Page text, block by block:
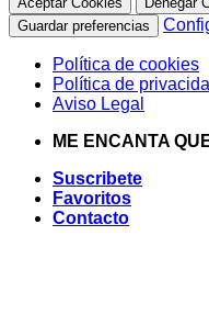
Guardar preferencias
Política de cookies
Política de
Aviso Legal
Saltar
contenido
ME ENCANTA
Suscribete
Favoritos
Contacto